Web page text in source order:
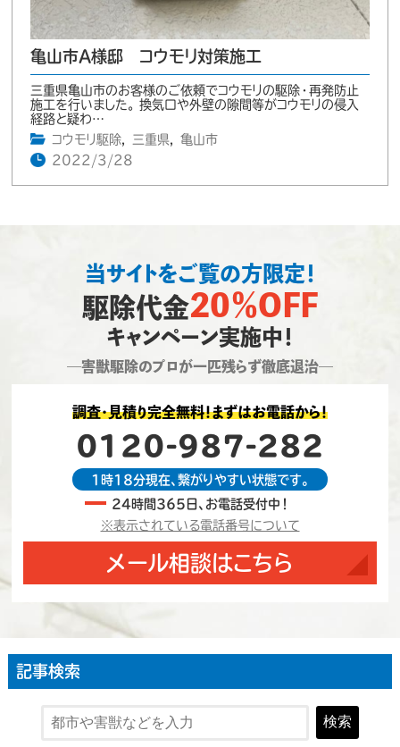
亀山市A様邸 コウモリ対策施工
三重県亀山市のお客様のご依頼でコウモリの駆除・再発防止
施工を行いました。 換気口や外壁の隙間等がコウモリの侵入
経路と疑わ…
コウモリ駆除
三重県
亀山市
2022/3/28
当サイトをご覧の方限定！
駆除代金20％OFF
キャンペーン実施中！
―害獣駆除のプロが一匹残らず徹底退治―
調査・見積り完全無料！まずはお電話から！
0120-987-282
1時18分現在、繋がりやすい状態です。
24時間365日、お電話受付中！
※表示されている電話番号について
メール相談はこちら
記事検索
検索